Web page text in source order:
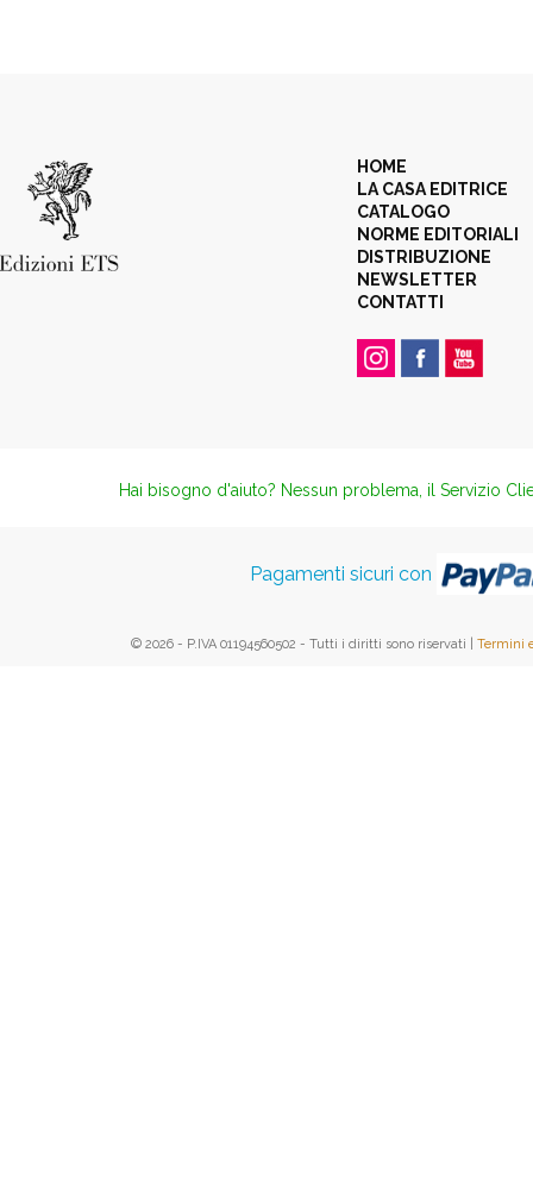
HOME
LA CASA EDITRICE
CATALOGO
NORME EDITORIALI
DISTRIBUZIONE
NEWSLETTER
CONTATTI
Hai bisogno d'aiuto? Nessun problema, il Servizio
Pagamenti sicuri con
© 2026 - P.IVA 01194560502 - Tutti i diritti sono riservati | Termini